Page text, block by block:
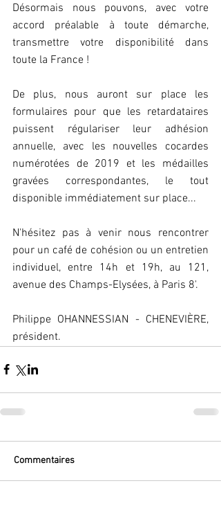
Désormais nous pouvons, avec votre
accord préalable à toute démarche,
transmettre votre disponibilité dans
toute la France !
De plus, nous auront sur place les
formulaires pour que les retardataires
puissent régulariser leur adhésion
annuelle, avec les nouvelles cocardes
numérotées de 2019 et les médailles
gravées correspondantes, le tout
disponible immédiatement sur place...
N'hésitez pas à venir nous rencontrer
pour un café de cohésion ou un entretien
individuel, entre 14h et 19h, au 121,
avenue des Champs-Elysées, à Paris 8'.
Philippe OHANNESSIAN - CHENEVIÈRE,
président.
Commentaires